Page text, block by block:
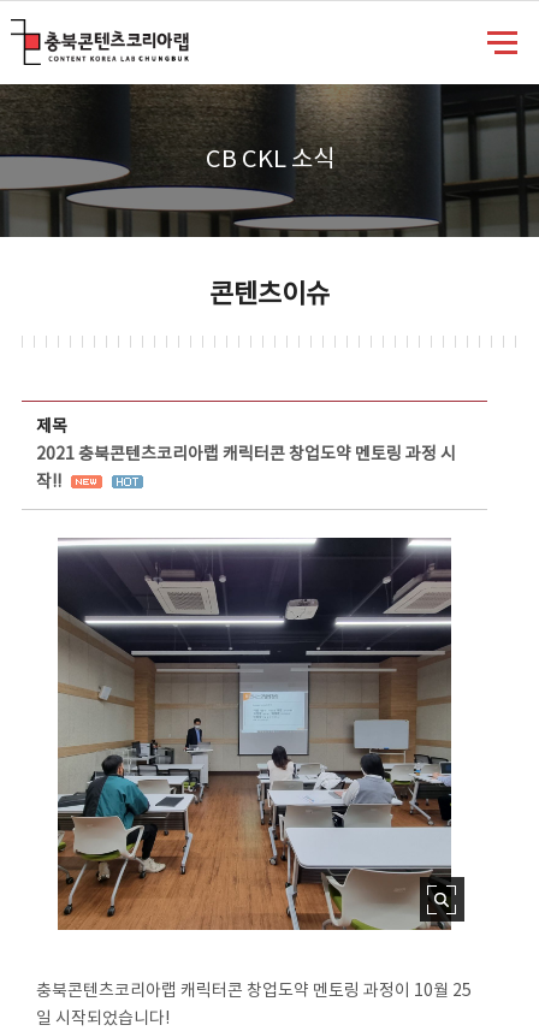
CB CKL 소식
콘텐츠이슈
제목
2021 충북콘텐츠코리아랩 캐릭터콘 창업도약 멘토링 과정 시
작!!
충북콘텐츠코리아랩 캐릭터콘 창업도약 멘토링 과정이 10월 25
일 시작되었습니다!